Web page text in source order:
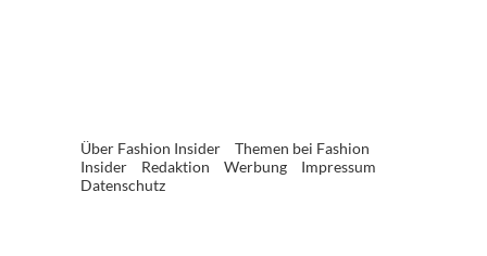
Über Fashion Insider
Themen bei Fashion
Insider
Redaktion Werbung
Impressum
Datenschutz